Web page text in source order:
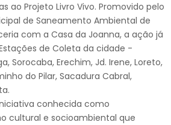
ao Projeto Livro Vivo. Promovido pelo
de Saneamento Ambiental de
com a Casa da Joanna, a ação já
de Coleta da cidade -
Sorocaba, Erechim, Jd. Irene, Loreto,
do Pilar, Sacadura Cabral,
conhecida como
cultural e socioambiental que